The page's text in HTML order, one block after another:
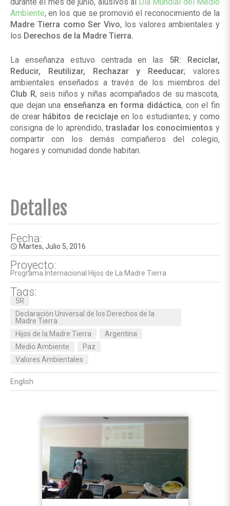
Ambiente, en los que se promovió el reconocimiento de la
Madre Tierra como Ser Vivo, los valores ambientales y
los Derechos de la Madre Tierra.
La enseñanza estuvo centrada en las 5R: Reciclar,
Reducir, Reutilizar, Rechazar y Reeducar; valores
ambientales enseñados a través de los miembros del
Club R, seis niños y niñas acompañados de su mascota,
que dejan una enseñanza en forma didáctica, con el fin
de crear hábitos de reciclajeen los estudiantes; y como
consigna de lo aprendido,trasladar los conocimientosy
compartir con los demás compañeros del colegio,
hogares y comunidad donde habitan.
Detalles
Fecha:
access_time Martes, Julio 5, 2016
Proyecto:
Programa Internacional Hijos de La Madre Tierra
Tags:
5R
Declaración Universal de los Derechos de la
Madre Tierra
Hijos de la Madre Tierra
Argentina
Medio Ambiente
Paz
Valores Ambientales
English